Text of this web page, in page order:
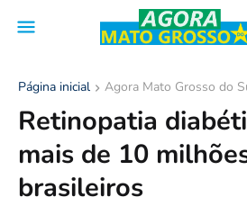
Página inicial Agora Mato Grosso do
Retinopatia
mais de 10
brasileiros